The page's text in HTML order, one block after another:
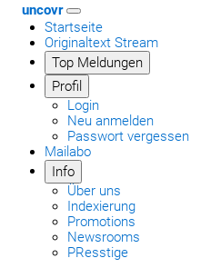
uncovr
Startseite
Originaltext Stream
Top Meldungen
Profil
Login
Neu anmelden
Passwort vergessen
Mailabo
Info
Über uns
Indexierung
Promotions
Newsrooms
PResstige